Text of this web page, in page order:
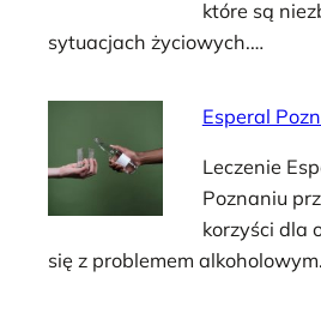
które są
sytuacjach życiowych.…
Esperal
Leczenie
Poznaniu
korzyści dla
się z problemem